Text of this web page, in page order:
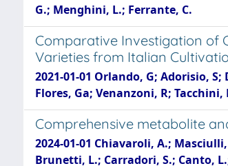
G.; Menghini, L.; Ferrante, C.
Comparative Investigation of
Varieties from Italian
2021-01-01 Orlando, G; Adorisio,
Flores, Ga; Venanzoni, R;
Comprehensive metabolite
2024-01-01 Chiavaroli, A.;
Brunetti, L.; Carradori, S.; Canto,